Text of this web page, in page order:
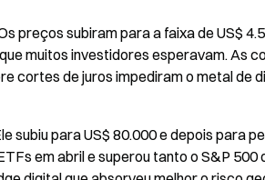
preços subiram para a faixa de US$
muitos investidores esperavam. As
cortes de juros impediram o metal de
subiu para US$ 80.000 e depois para
em abril e superou tanto o S&P